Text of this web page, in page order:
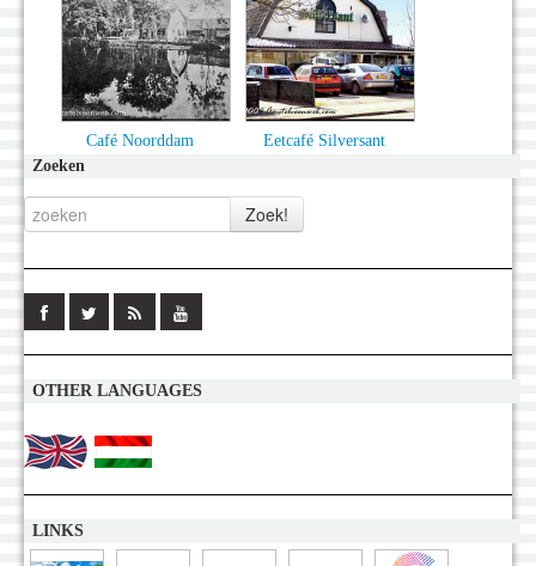
Café Noorddam
Eetcafé Silversant
Zoeken
OTHER LANGUAGES
LINKS